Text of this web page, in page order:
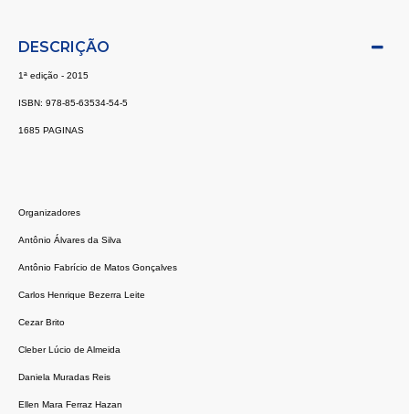
DESCRIÇÃO
1ª edição - 2015
ISBN: 978-85-63534-54-5
1685 PAGINAS
Organizadores
Antônio Álvares da Silva
Antônio Fabrício de Matos Gonçalves
Carlos Henrique Bezerra Leite
Cezar Brito
Cleber Lúcio de Almeida
Daniela Muradas Reis
Ellen Mara Ferraz Hazan